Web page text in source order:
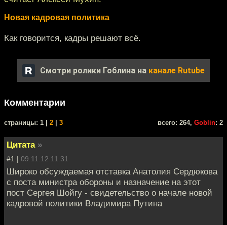
Новая кадровая политика
Как говорится, кадры решают всё.
Смотри ролики Гоблина на канале Rutube
Комментарии
cтраницы: 1 | 2 3 всего: 264, Goblin: 2
Цитата »
#1 | 09.11.12 11:31
Широко обсуждаемая отставка Анатолия Сердюкова
с поста министра обороны и назначение на этот
пост Сергея Шойгу - свидетельство о начале новой
кадровой политики Владимира Путина